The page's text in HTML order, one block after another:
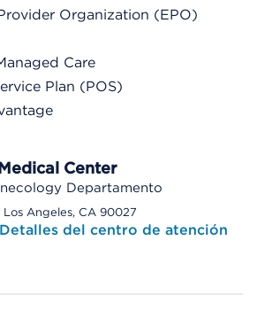
Organization (EPO)
Care
Plan (POS)
Center
Departamento
Angeles, CA 90027
Detalles del centro de atención